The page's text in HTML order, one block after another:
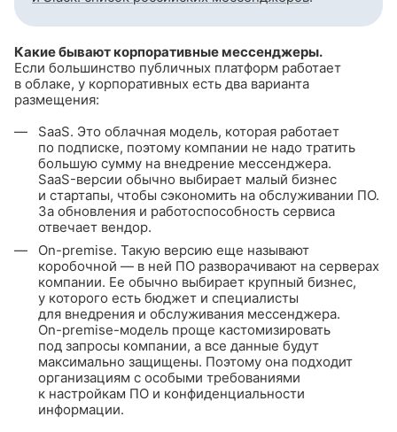
Какие бывают корпоративные мессенджеры.
Если большинство публичных платформ работает
в облаке, у корпоративных есть два варианта
размещения:
SaaS. Это облачная модель, которая работает
по подписке, поэтому компании не надо тратить
большую сумму на внедрение мессенджера.
SaaS-версии обычно выбирает малый бизнес
и стартапы, чтобы сэкономить на обслуживании ПО.
За обновления и работоспособность сервиса
отвечает вендор.
On-premise. Такую версию еще называют
коробочной — в ней ПО разворачивают на серверах
компании. Ее обычно выбирает крупный бизнес,
у которого есть бюджет и специалисты
для внедрения и обслуживания мессенджера.
On-premise-модель проще кастомизировать
под запросы компании, а все данные будут
максимально защищены. Поэтому она подходит
организациям с особыми требованиями
к настройкам ПО и конфиденциальности
информации.